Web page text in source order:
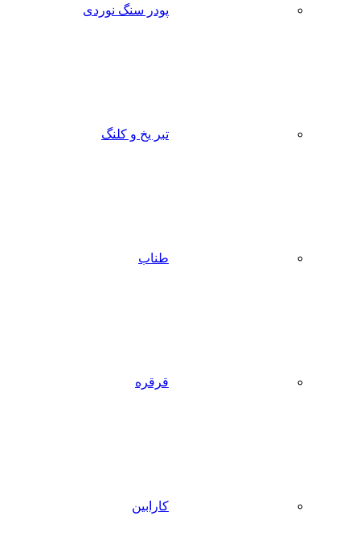
پودر سنگ نوردی
تبر یخ و کلنگ
طناب
قرقره
کارابین